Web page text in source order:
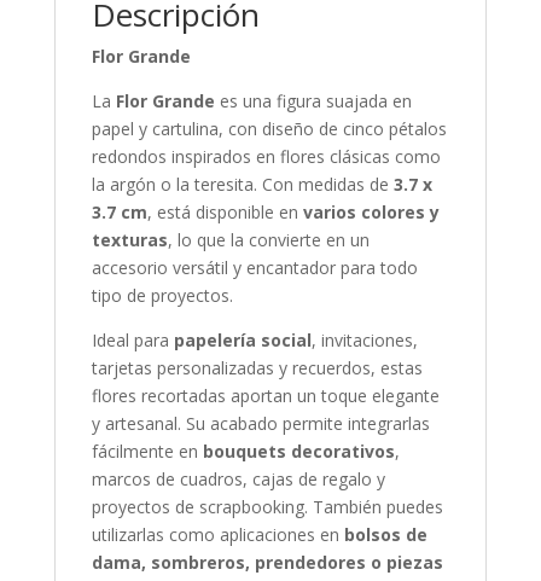
Descripción
Flor Grande
La Flor Grande es una figura suajada en
papel y cartulina, con diseño de cinco pétalos
redondos inspirados en flores clásicas como
la argón o la teresita. Con medidas de 3.7 x
3.7 cm, está disponible en varios colores y
texturas, lo que la convierte en un
accesorio versátil y encantador para todo
tipo de proyectos.
Ideal para papelería social, invitaciones,
tarjetas personalizadas y recuerdos, estas
flores recortadas aportan un toque elegante
y artesanal. Su acabado permite integrarlas
fácilmente en bouquets decorativos,
marcos de cuadros, cajas de regalo y
proyectos de scrapbooking. También puedes
utilizarlas como aplicaciones en bolsos de
dama, sombreros, prendedores o piezas